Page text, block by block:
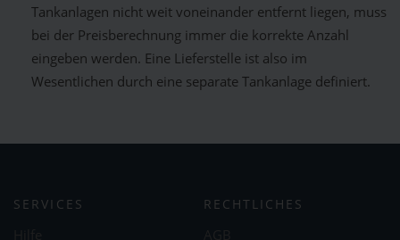
Tankanlagen nicht weit voneinander entfernt liegen, muss
bei der Preisberechnung immer die korrekte Anzahl
eingeben werden. Eine Lieferstelle ist also im
Wesentlichen durch eine separate Tankanlage definiert.
SERVICES RECHTLICHES